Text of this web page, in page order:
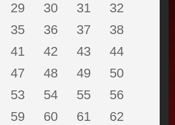
29 30 31
32
35 36 37
38
41 42 43
44
47 48 49
50
53 54 55
56
59 60 61
62